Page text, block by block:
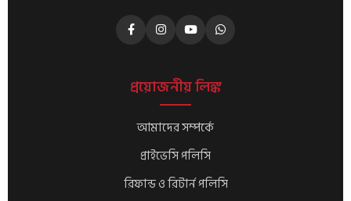
প্রয়োজনীয় লিঙ্ক
আমাদের সম্পর্কে
প্রাইভেসি পলিসি
রিফান্ড ও রিটার্ন পলিসি